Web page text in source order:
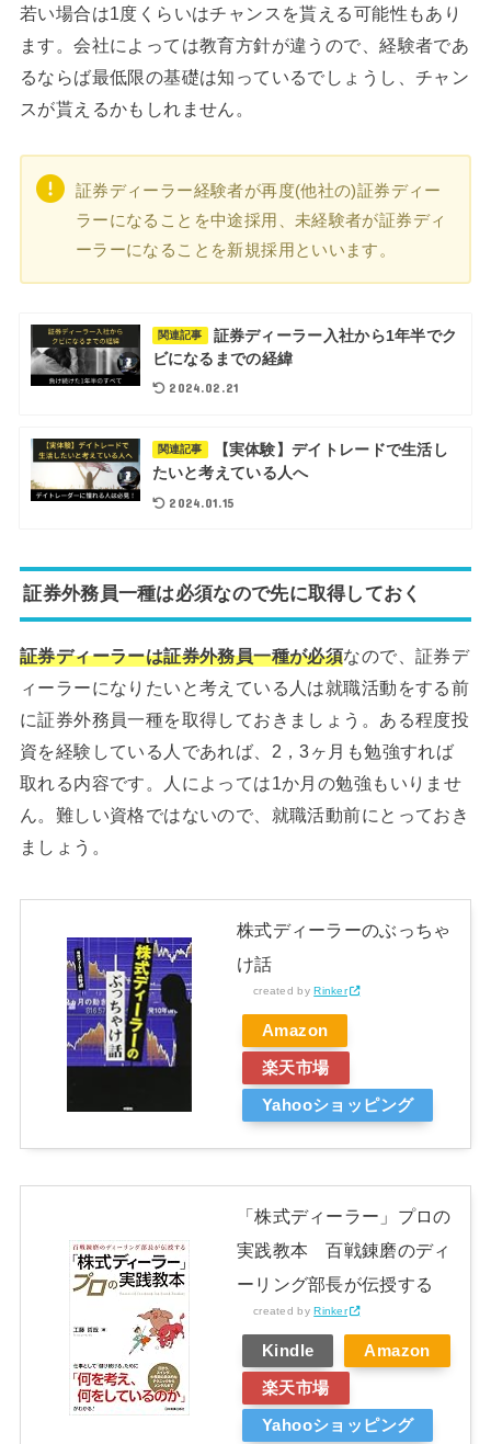
若い場合は1度くらいはチャンスを貰える可能性もあり
ます。会社によっては教育方針が違うので、経験者であ
るならば最低限の基礎は知っているでしょうし、チャン
スが貰えるかもしれません。
証券ディーラー経験者が再度(他社の)証券ディー
ラーになることを中途採用、未経験者が証券ディ
ーラーになることを新規採用といいます。
関連記事
証券ディーラー入社から1年半でク
ビになるまでの経緯
2024.02.21
関連記事
【実体験】デイトレードで生活し
たいと考えている人へ
2024.01.15
証券外務員一種は必須なので先に取得しておく
証券ディーラーは証券外務員一種が必須なので、証券デ
ィーラーになりたいと考えている人は就職活動をする前
に証券外務員一種を取得しておきましょう。ある程度投
資を経験している人であれば、2，3ヶ月も勉強すれば
取れる内容です。人によっては1か月の勉強もいりませ
ん。難しい資格ではないので、就職活動前にとっておき
ましょう。
株式ディーラーのぶっちゃ
け話
created byRinker
Amazon
楽天市場
Yahooショッピング
「株式ディーラー」プロの
実践教本 百戦錬磨のディ
ーリング部長が伝授する
created byRinker
Kindle Amazon
楽天市場
Yahooショッピング